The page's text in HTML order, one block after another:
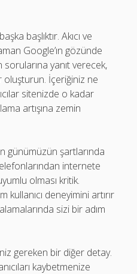
başlıktır. Akıcı ve
Google’ın gözünde
sorularına yanıt verecek,
oluşturun. İçeriğiniz ne
sitenizde o kadar
artışına zemin
günümüzün şartlarında
internete
olması kritik.
kullanıcı deneyimini artırır
sizi bir adım
gereken bir diğer detay.
kaybetmenize